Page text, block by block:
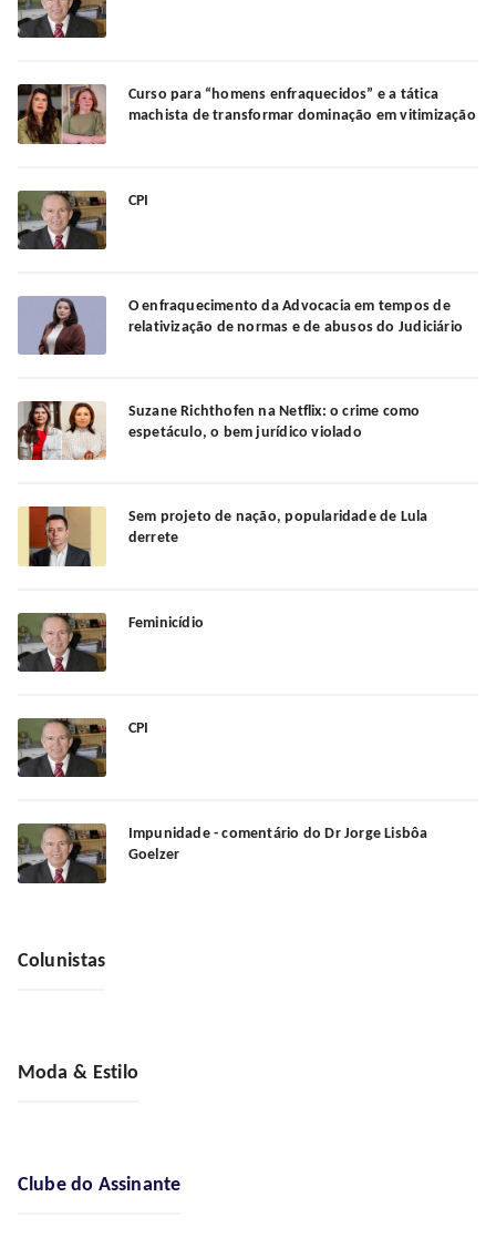
Curso para “homens enfraquecidos” e a tática
machista de transformar dominação em vitimização
CPI
O enfraquecimento da Advocacia em tempos de
relativização de normas e de abusos do Judiciário
Suzane Richthofen na Netflix: o crime como
espetáculo, o bem jurídico violado
Sem projeto de nação, popularidade de Lula
derrete
Feminicídio
CPI
Impunidade - comentário do Dr Jorge Lisbôa
Goelzer
Colunistas
Moda & Estilo
Clube do Assinante